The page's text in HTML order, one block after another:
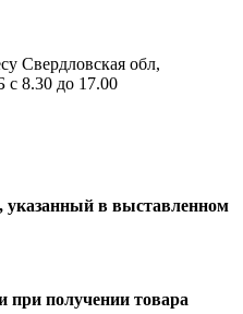
Свердловская обл,
с 8.30 до 17.00
указанный в выставленном
получении товара